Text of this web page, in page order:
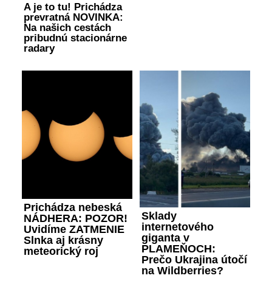
A je to tu! Prichádza
prevratná NOVINKA:
Na našich cestách
pribudnú stacionárne
radary
Prichádza nebeská
NÁDHERA: POZOR!
Uvidíme ZATMENIE
Slnka aj krásny
meteorický roj
Sklady
internetového
giganta v
PLAMEŇOCH:
Prečo Ukrajina útočí
na Wildberries?